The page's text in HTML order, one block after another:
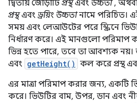
দ্বিতীয় জোড়াটি প্রস্থএবং উচ্চতা,
প্রস্থএবং ড্রয়িং উচ্চতানামে পরিচিত।
সময় এবং লেআউটের পরে স্ক্রিনে
নির্ধারণ করে। এই মানগুলো পরিমাপ
ভিন্ন হতে পারে, তবে তা আবশ্যক
এবং getHeight() কল করে প্রস্থ
এর মাত্রা পরিমাপ করার জন্য, একটি
করে। ভিউটির বাম, উপর, ডান এবং